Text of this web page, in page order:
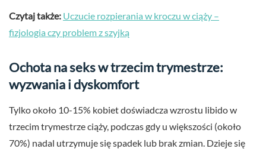
Czytaj także: Uczucie rozpierania w kroczu w ciąży –
fizjologia czy problem z szyjką
Ochota na seks w trzecim trymestrze:
wyzwania i dyskomfort
Tylko około 10-15% kobiet doświadcza wzrostu libido w
trzecim trymestrze ciąży, podczas gdy u większości (około
70%) nadal utrzymuje się spadek lub brak zmian. Dzieje się